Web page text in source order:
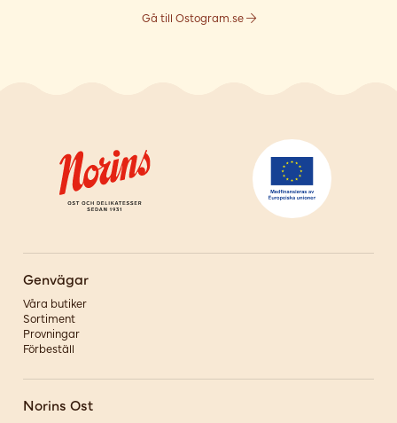
Gå till Ostogram.se
Genvägar
Våra butiker
Sortiment
Provningar
Förbeställ
Norins Ost